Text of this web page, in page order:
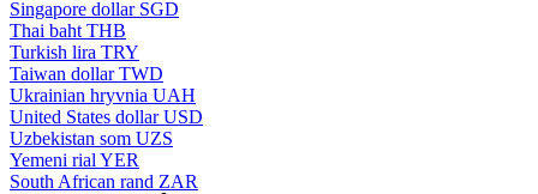
Singapore dollar SGD
Thai baht THB
Turkish lira TRY
Taiwan dollar TWD
Ukrainian hryvnia UAH
United States dollar USD
Uzbekistan som UZS
Yemeni rial YER
South African rand ZAR